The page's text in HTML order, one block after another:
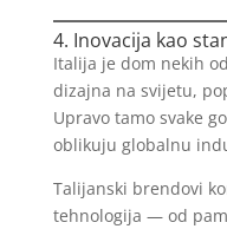
4. Inovacija kao
Italija je dom nekih
dizajna na svijetu,
Upravo tamo svake
oblikuju globalnu
Talijanski brendovi
tehnologija — od